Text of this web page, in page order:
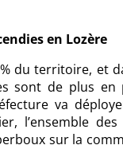
en Lozère
du territoire, et
sont de plus en
va
l’ensemble des
sur la